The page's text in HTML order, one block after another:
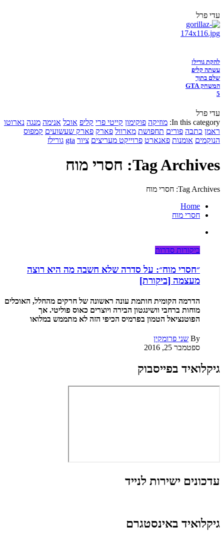
עדי פרל
להקת גורילז
עשתה קליפ
שלם בתוך
המשחק GTA
5
עדי פרל
In this category: מוזיקה פוקימון קייטי פרי קליפ אוכל אנימה מנגה נארוטו
ראמן כתבה פורים תחפושת מארוול פארק פארק שעשועים קמפוס
הנוקמים אומנות פאנארט פרוייקט מעריצים ציור gta גורילז
Tag Archives: חסרי מוח
Tag Archives: חסרי מוח
Home
חסרי מוח
ביקורות סדרות
״חסרי מוח״: על סדרה שלא חשבה מה היא רוצה
מעצמה [ביקורת]
הדרמה הקומית חותמת עונה ראשונה של חרקים מהחלל, האוכלים
מוחות ברחבי וושינגטון הבירה ויוצרים כאוס פוליטי. אך
הפוטנציאל הטמון בפרמיס הכיפי הזה לא מתממש במלואו
By שני פרומקין
ספטמבר 25, 2016
גיקלואיד בפייסבוק
עדכונים ישירות לנייד
גיקלואיד באינסטגרם